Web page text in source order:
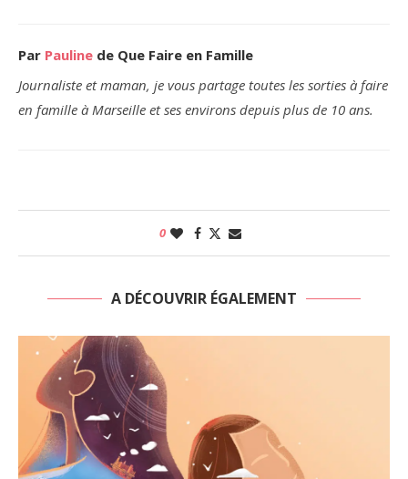
Par Pauline de Que Faire en Famille
Journaliste et maman, je vous partage toutes les sorties à faire
en famille à Marseille et ses environs depuis plus de 10 ans.
0
A DÉCOUVRIR ÉGALEMENT